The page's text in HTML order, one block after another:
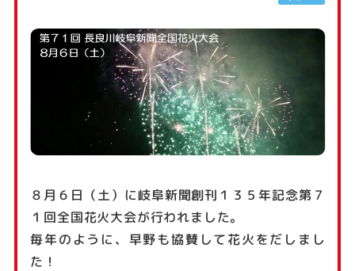
８月６日（土）に岐阜新聞創刊１３５年記念第７
１回全国花火大会が行われました。
毎年のように、早野も協賛して花火をだしまし
た！